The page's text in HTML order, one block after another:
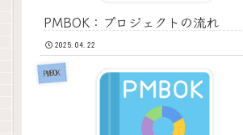
PMBOK：プロジェクトの流れ
2025.04.22
PMBOK